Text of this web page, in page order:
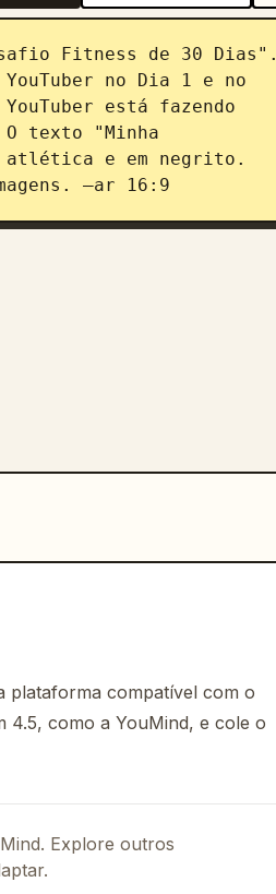
Fitness de 30 Dias".
no Dia 1 e no
está fazendo
texto "Minha
atlética e em negrito.
–ar 16:9
plataforma compatível com o
4.5, como a YouMind, e cole o
Explore outros